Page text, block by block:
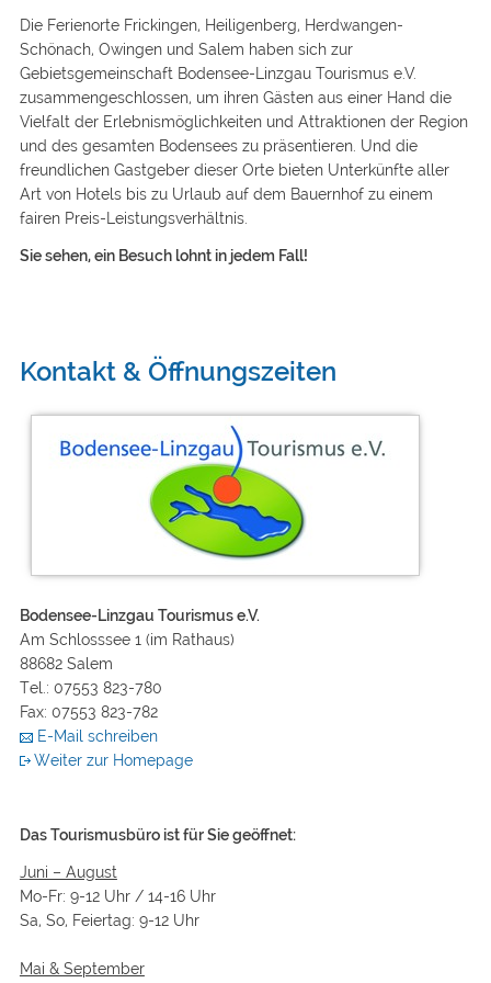
Die Ferienorte Frickingen, Heiligenberg, Herdwangen-
Schönach, Owingen und Salem haben sich zur
Gebietsgemeinschaft Bodensee-Linzgau Tourismus e.V.
zusammengeschlossen, um ihren Gästen aus einer Hand die
Vielfalt der Erlebnismöglichkeiten und Attraktionen der Region
und des gesamten Bodensees zu präsentieren. Und die
freundlichen Gastgeber dieser Orte bieten Unterkünfte aller
Art von Hotels bis zu Urlaub auf dem Bauernhof zu einem
fairen Preis-Leistungsverhältnis.
Sie sehen, ein Besuch lohnt in jedem Fall!
Kontakt & Öffnungszeiten
Bodensee-Linzgau Tourismus e.V.
Am Schlosssee 1 (im Rathaus)
88682 Salem
Tel.: 07553 823-780
Fax: 07553 823-782
E-Mail schreiben
Weiter zur Homepage
Das Tourismusbüro ist für Sie geöffnet:
Juni – August
Mo-Fr: 9-12 Uhr / 14-16 Uhr
Sa, So, Feiertag: 9-12 Uhr
Mai & September